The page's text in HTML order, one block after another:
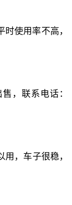
使用率不高，
，联系电话：
，车子很稳，